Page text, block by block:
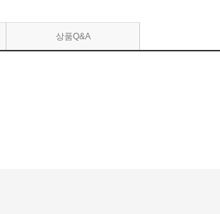
상품Q&A